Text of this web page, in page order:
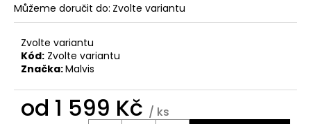
Můžeme doručit do: Zvolte variantu
Zvolte variantu
Kód: Zvolte variantu
Značka:Malvis
od 1 599 Kč / ks
u
č
u
e
m
e